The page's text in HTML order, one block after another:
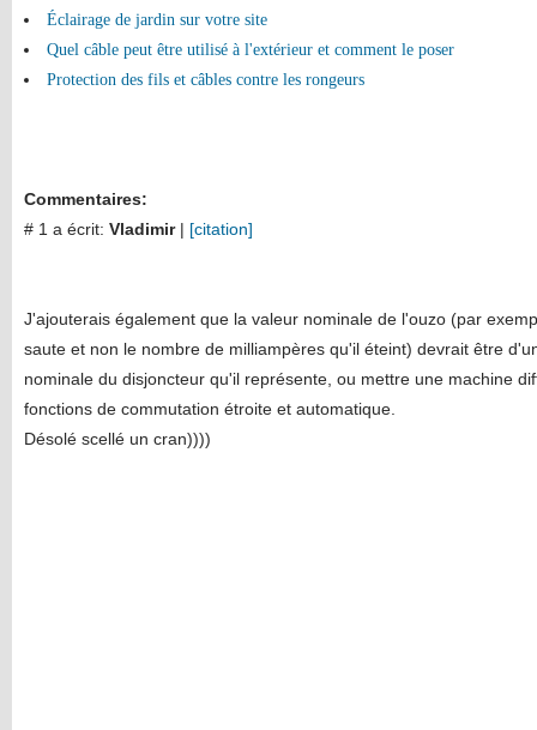
Éclairage de jardin sur votre site
Quel câble peut être utilisé à l'extérieur et comment le poser
Protection des fils et câbles contre les rongeurs
Commentaires:
# 1 a écrit: Vladimir| [citation]
J'ajouterais également que la valeur nominale de l'ouzo (par
saute et non le nombre de milliampères qu'il éteint) devrait être
nominale du disjoncteur qu'il représente, ou mettre une machine
fonctions de commutation étroite et automatique.
Désolé scellé un cran))))